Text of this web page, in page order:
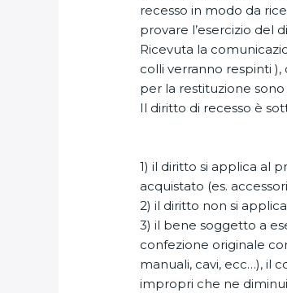
recesso in modo da
provare l’esercizio del
Ricevuta la
colli verranno respinti
per la restituzione
Il diritto di recesso è
1) il diritto si applica al
acquistato (es.
2) il diritto non si
3) il bene soggetto a
confezione originale
manuali, cavi, ecc…), il
impropri che ne